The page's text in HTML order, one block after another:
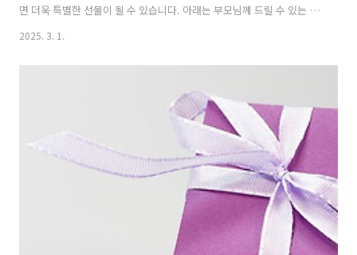
면 더욱 특별한 선물이 될 수 있습니다. 아래는 부모님께 드릴 수 있는 추
천 선물 TOP 10입니다! 1. 건강 관련 선물 (건강식품, 마사지기)추천
품: 마사지기, 건강 보조 식품 (예: 오메가3, 홍삼), 발 마사지기 2. 고급
욱 만족하실 선물추천 제품: 네스프레소 커피 머신, 티세트, 전통차 세
트 --- 3. 럭셔리 향수추천 이유: 감각적인 향기로 부모님의 기분을 더
좋게 해줄 선물추천 제품: 조 말론, 샤넬, 디올 등..
2025. 3. 1.